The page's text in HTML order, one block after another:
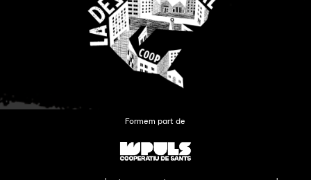
Formem part de